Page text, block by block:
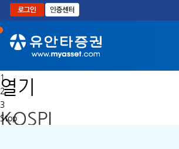
본문으로 바로가기
1
2
3
Stop
열기
KOSPI